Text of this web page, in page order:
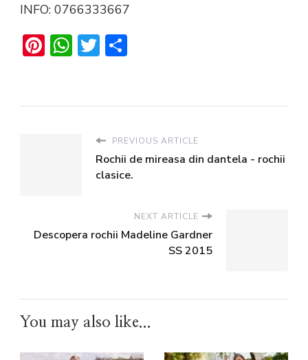
INFO: 0766333667
Pinterest
WhatsApp
Twitter
PREVIOUS ARTICLE
Rochii de mireasa din dantela - rochii
clasice.
NEXT ARTICLE
Descopera rochii Madeline Gardner
SS 2015
You may also like...